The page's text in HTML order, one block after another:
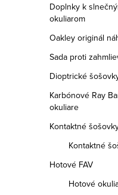
Doplnky k
okuliarom
Oakley originál
Sada proti
Dioptrické
Karbónové Ray
okuliare
Kontaktné
Kontaktné
Hotové FAV
Hotové